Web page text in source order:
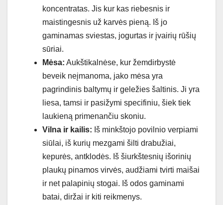
koncentratas. Jis kur kas riebesnis ir
maistingesnis už karvės pieną. Iš jo
gaminamas sviestas, jogurtas ir įvairių rūšių
sūriai.
Mėsa: Aukštikalnėse, kur žemdirbystė
beveik neįmanoma, jako mėsa yra
pagrindinis baltymų ir geležies šaltinis. Ji yra
liesa, tamsi ir pasižymi specifiniu, šiek tiek
laukieną primenančiu skoniu.
Vilna ir kailis: Iš minkštojo povilnio verpiami
siūlai, iš kurių mezgami šilti drabužiai,
kepurės, antklodės. Iš šiurkštesnių išorinių
plaukų pinamos virvės, audžiami tvirti maišai
ir net palapinių stogai. Iš odos gaminami
batai, diržai ir kiti reikmenys.